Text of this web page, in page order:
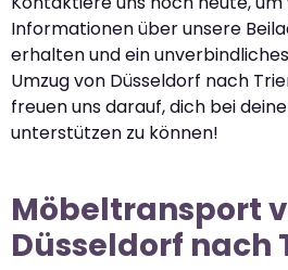
Informationen über unsere
erhalten und ein
Umzug von Düsseldorf nach
freuen uns darauf, dich bei
unterstützen zu können!
Möbeltransport
Düsseldorf nach